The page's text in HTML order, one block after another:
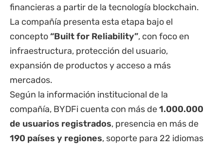
financieras a partir de la tecnología blockchain.
La compañía presenta esta etapa bajo el
concepto“Built for Reliability”, con foco en
infraestructura, protección del usuario,
expansión de productos y acceso a más
mercados.
Según la información institucional de la
compañía, BYDFi cuenta con más de1.000.000
de usuarios registrados, presencia en más de
190 países y regiones, soporte para 22 idiomas